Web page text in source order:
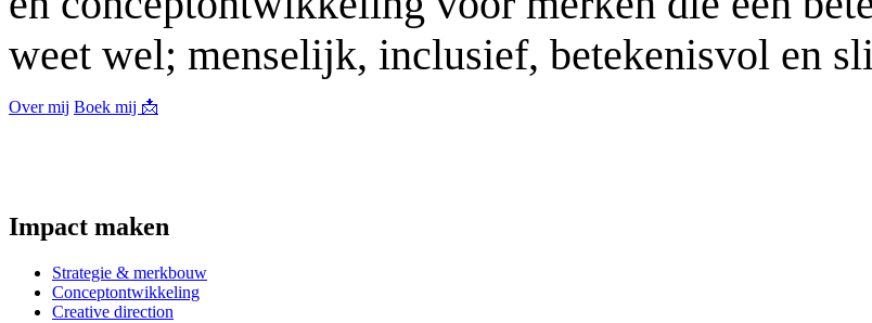
weet wel; menselijk, inclusief, betekenisvol en
Over mij Boek mij 📩
Impact maken
Strategie & merkbouw
Conceptontwikkeling
Creative direction